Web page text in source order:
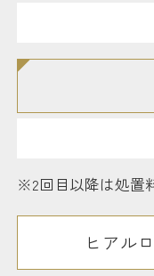
※2回目以降は処置
ヒアル